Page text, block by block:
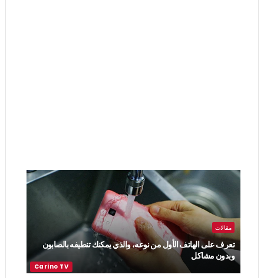
مقالات
تعرف على الهاتف الأول من نوعه، والذي يمكنك تنطيفه بالصابون
وبدون مشاكل